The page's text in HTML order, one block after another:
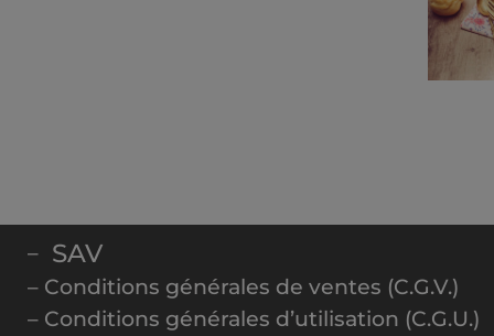
– SAV
– Conditions générales de ventes (C.G.V.)
– Conditions générales d’utilisation (C.G.U.)